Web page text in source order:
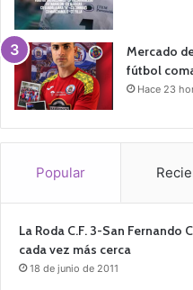
Mercado
fútbol
Hace 23
Popular
La Roda C.F. 3-San Fernando
cada vez más cerca
18 de junio de 2011